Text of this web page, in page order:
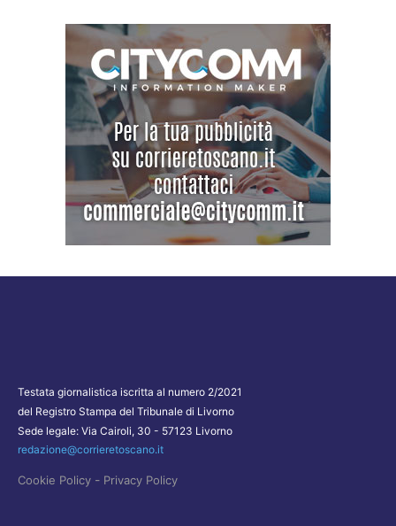
Testata giornalistica iscritta al numero 2/2021
del Registro Stampa del Tribunale di Livorno
Sede legale: Via Cairoli, 30 - 57123 Livorno
redazione@corrieretoscano.it
Cookie Policy - Privacy Policy